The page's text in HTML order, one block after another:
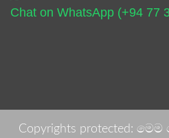
Chat on WhatsApp (+94 77
Copyrights protected: